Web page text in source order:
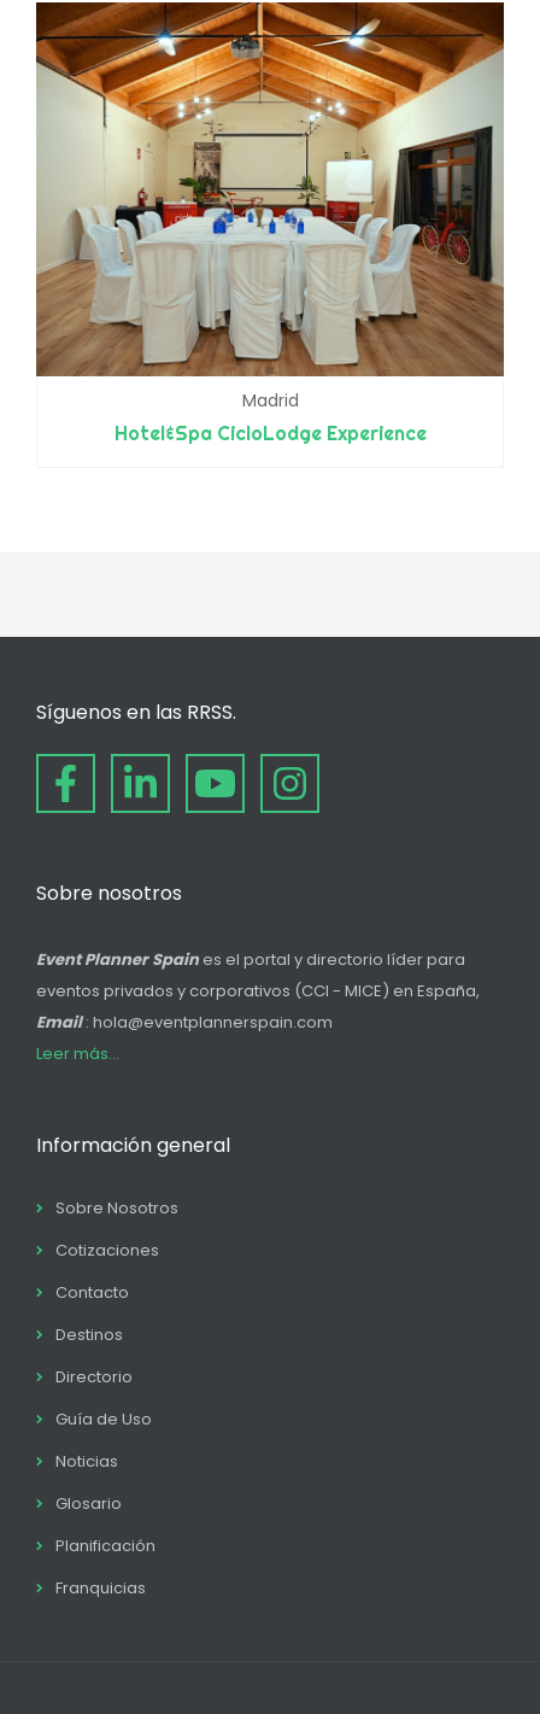
Madrid
Hotel&Spa CicloLodge Experience
Síguenos en las RRSS.
Sobre nosotros
Event Planner Spain es el portal y directorio líder para
eventos privados y corporativos (CCI - MICE) en España,
Email: hola@eventplannerspain.com
Leer más...
Información general
Sobre Nosotros
Cotizaciones
Contacto
Destinos
Directorio
Guía de Uso
Noticias
Glosario
Planificación
Franquicias